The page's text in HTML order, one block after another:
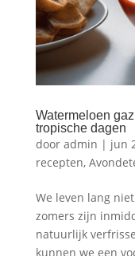
Watermeloen
tropische dagen
door admin | jun
recepten,
We leven lang
zomers zijn
natuurlijk
kunnen we een